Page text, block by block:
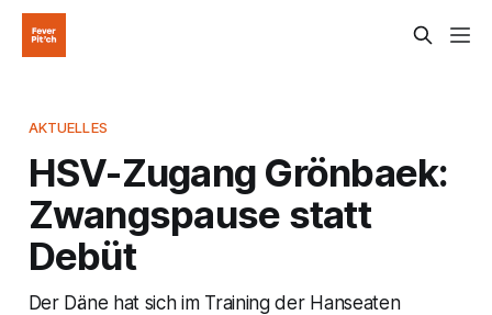
AKTUELLES
HSV-Zugang Grönbaek:
Zwangspause statt
Debüt
Der Däne hat sich im Training der Hanseaten